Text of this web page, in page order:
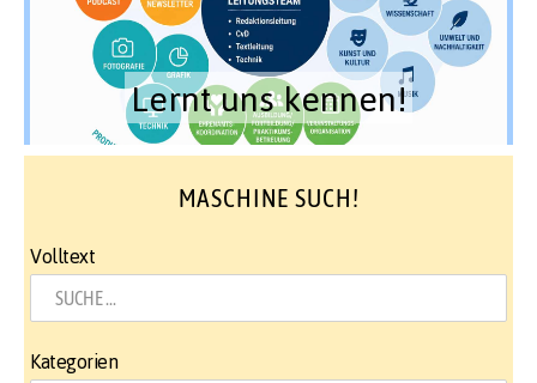
Lernt uns kennen!
MASCHINE SUCH!
Volltext
Kategorien